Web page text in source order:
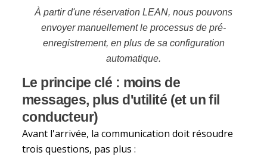
À partir d'une réservation LEAN, nous pouvons
envoyer manuellement le processus de pré-
enregistrement, en plus de sa configuration
automatique.
Le principe clé : moins de
messages, plus d'utilité (et un fil
conducteur)
Avant l'arrivée, la communication doit résoudre
trois questions, pas plus :